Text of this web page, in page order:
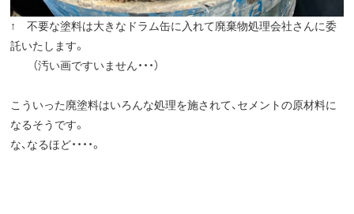
↑ 不要な塗料は大きなドラム缶に入れて廃棄物処理会社さんに委
託いたします。
（汚い画ですいません・・・）
こういった廃塗料はいろんな処理を施されて、セメントの原材料に
なるそうです。
な、なるほど・・・・。